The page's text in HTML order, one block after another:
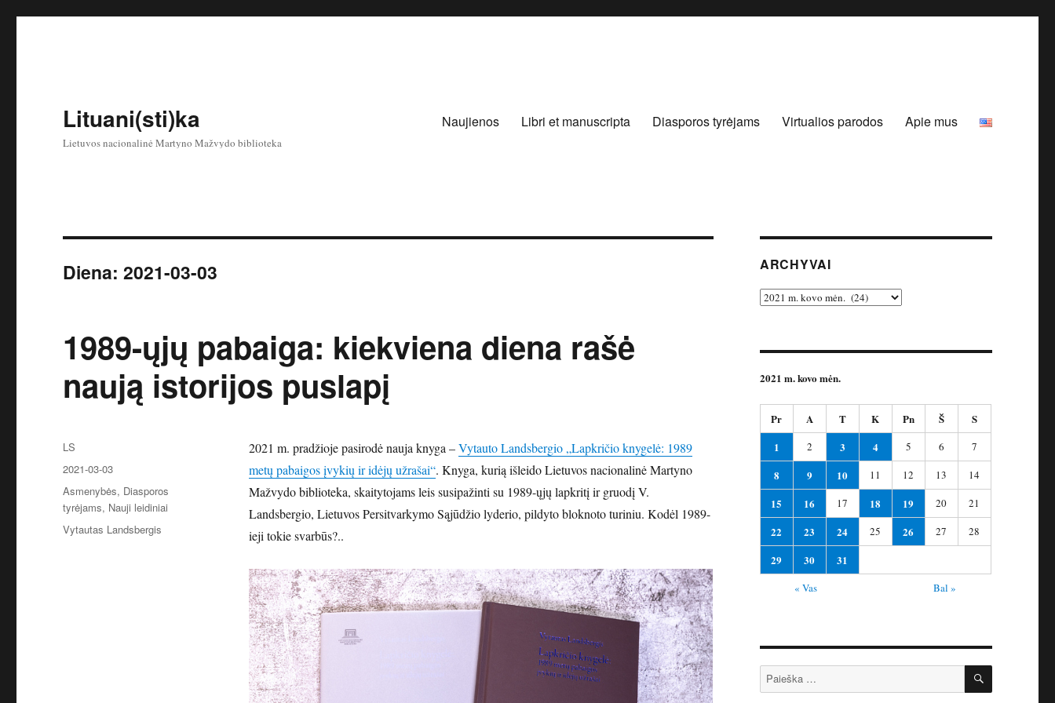
Lituani(sti)ka
Lietuvos nacionalinė Martyno Mažvydo biblioteka
Naujienos Libri et manuscripta Diasporos tyrėjams Virtualios parodos Apie mus
Diena:2021-03-03
1989-ųjų pabaiga: kiekviena diena rašė
naują istorijos puslapį
2021 m. pradžioje pasirodė nauja knyga –Vytauto Landsbergio „Lapkričio knygelė: 1989
metų pabaigos įvykių ir idėjų užrašai“. Knyga, kurią išleido Lietuvos nacionalinė Martyno
Mažvydo biblioteka, skaitytojams leis susipažinti su 1989-ųjų lapkritį ir gruodį V.
Landsbergio, Lietuvos Persitvarkymo Sąjūdžio lyderio, pildyto bloknoto turiniu. Kodėl 1989-
ieji tokie svarbūs?..
Autorius
LS
Paskelbta
2021-03-03
Kategorijos
Asmenybės, Diasporos
tyrėjams, Nauji leidiniai
Žymos
Vytautas Landsbergis
ARCHYVAI
Archyvai
2021 m. kovo mėn.
Pr A T K Pn Š
S
1
2 3 4 5 6 7
8 9 10 11 12 13 14
15 16 17 18 19 20 21
22 23 24 25 26 27 28
29 30 31
« Vas Bal »
Ieškoti: IEŠKOTI